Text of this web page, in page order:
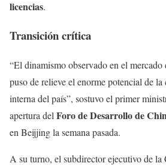
licencias.
Transición crítica
“El dinamismo observado en el
puso de relieve el enorme potencial de
interna del país”, sostuvo el primer
apertura del Foro de Desarrollo de
en Beijjing la semana pasada.
A su turno, el subdirector ejecutivo de